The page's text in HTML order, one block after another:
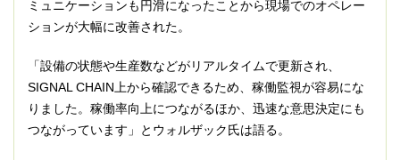
ミュニケーションも円滑になったことから現場でのオペレー
ションが大幅に改善された。
「設備の状態や生産数などがリアルタイムで更新され、
SIGNAL CHAIN上から確認できるため、稼働監視が容易にな
りました。稼働率向上につながるほか、迅速な意思決定にも
つながっています」とウォルザック氏は語る。